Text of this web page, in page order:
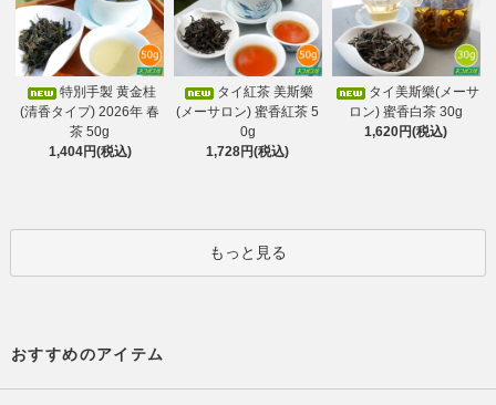
特別手製 黄金桂
(清香タイプ) 2026年 春
茶 50g
1,404円(税込)
タイ紅茶 美斯樂
(メーサロン) 蜜香紅茶 5
0g
1,728円(税込)
タイ美斯樂(メーサ
ロン) 蜜香白茶 30g
1,620円(税込)
もっと見る
おすすめのアイテム